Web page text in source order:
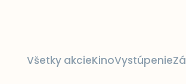
Všetky akcieKinoVystúpenie